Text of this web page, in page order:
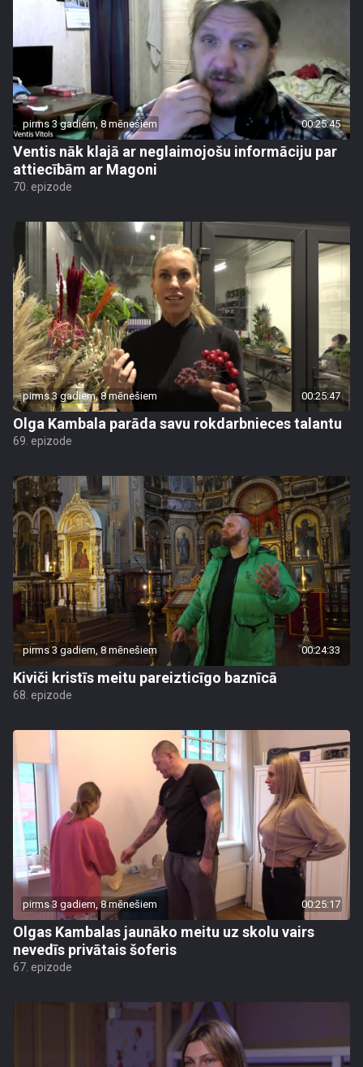
pirms 3 gadiem, 8 mēnešiem 00:25:45
Ventis nāk klajā ar neglaimojošu informāciju par
attiecībām ar Magoni
70. epizode
pirms 3 gadiem, 8 mēnešiem 00:25:47
Olga Kambala parāda savu rokdarbnieces talantu
69. epizode
pirms 3 gadiem, 8 mēnešiem 00:24:33
Kiviči kristīs meitu pareizticīgo baznīcā
68. epizode
pirms 3 gadiem, 8 mēnešiem 00:25:17
Olgas Kambalas jaunāko meitu uz skolu vairs
nevedīs privātais šoferis
67. epizode